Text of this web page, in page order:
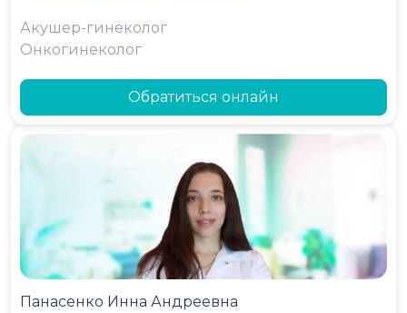
Акушер-гинеколог
Онкогинеколог
Обратиться онлайн
Панасенко Инна Андреевна